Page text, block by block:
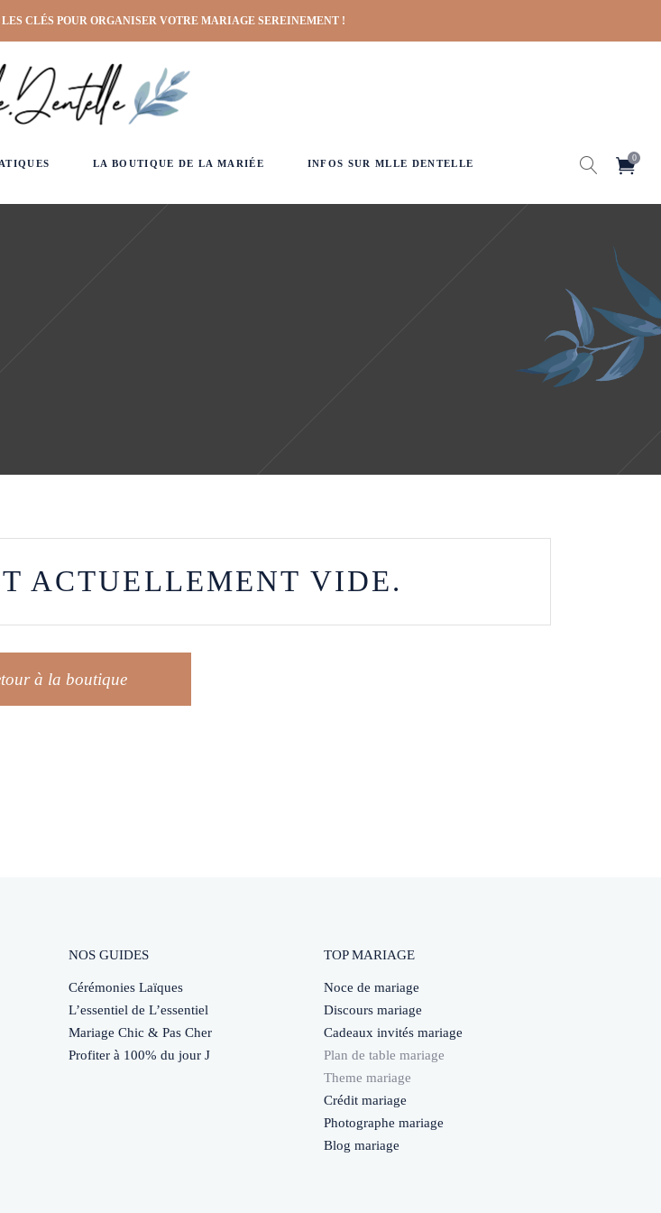
CLÉS POUR ORGANISER VOTRE MARIAGE SEREINEMENT !
LA BOUTIQUE DE LA MARIÉE INFOS SUR MLLE DENTELLE
0
ACTUELLEMENT VIDE.
à la boutique
NOS GUIDES
Cérémonies Laïques
L’essentiel de L’essentiel
Mariage Chic & Pas Cher
Profiter à 100% du jour J
TOP MARIAGE
Noce de mariage
Discours mariage
Cadeaux invités mariage
Plan de table mariage
Theme mariage
Crédit mariage
Photographe mariage
Blog mariage